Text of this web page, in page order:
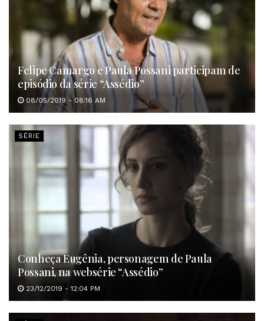
Felipe Camargo e Paula Possani participam de
episódio da série “Assédio”
08/05/2019 - 08:16 AM
SÉRIE
Conheça Eugênia, personagem de Paula
Possani, na websérie “Assédio”
23/12/2019 - 12:04 PM